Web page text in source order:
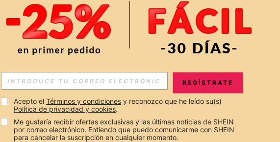
REGÍSTRATE
Acepto el Términos y condiciones y reconozco que he leído su(s)
Política de privacidad y cookies.
Me gustaría recibir ofertas exclusivas y las últimas noticias de SHEIN
por correo electrónico. Entiendo que puedo comunicarme con SHEIN
para cancelar la suscripción en cualquier momento.